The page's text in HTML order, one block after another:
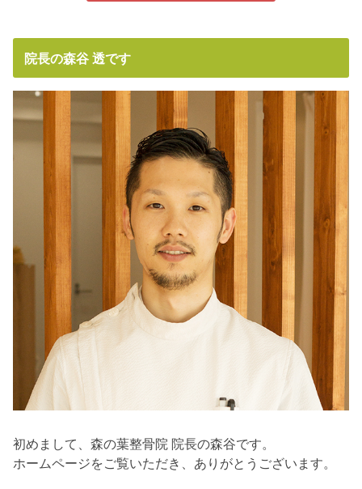
院長の森谷 透です
初めまして、森の葉整骨院 院長の森谷です。
ホームページをご覧いただき、ありがとうございます。